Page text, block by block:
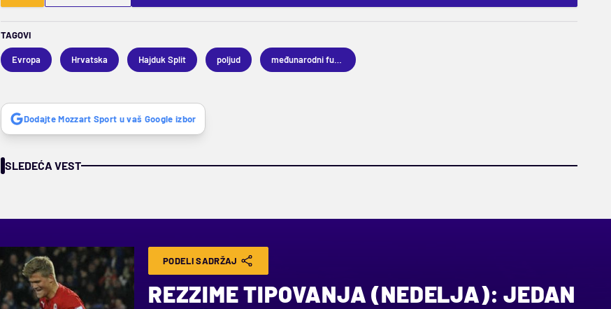
TAGOVI
Evropa Hrvatska Hajduk Split poljud međunarodni fudbal
Dodajte Mozzart Sport u vaš Google izbor
SLEDEĆA VEST
PODELI SADRŽAJ
REZZIME TIPOVANJA (NEDELJA): JEDAN